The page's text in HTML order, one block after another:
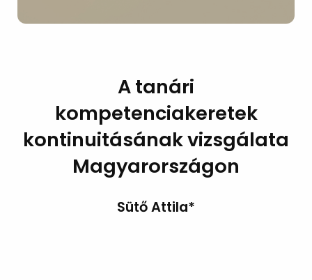
A tanári
kompetenciakeretek
kontinuitásának vizsgálata
Magyarországon
Sütő Attila*